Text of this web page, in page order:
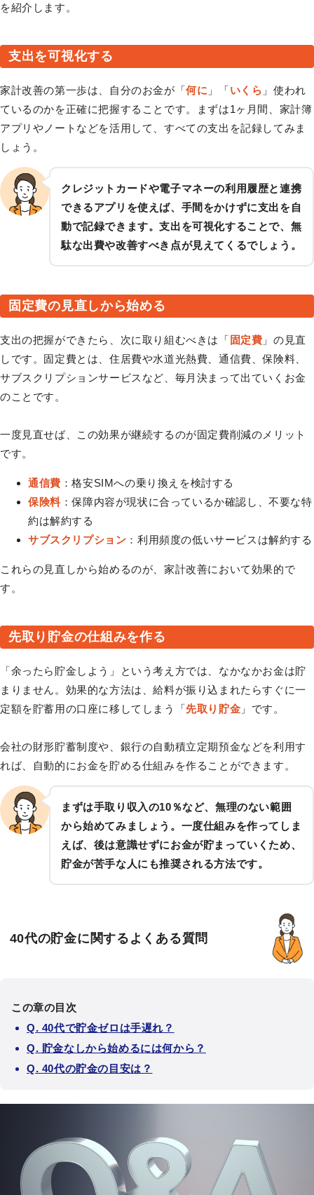
を紹介します。
支出を可視化する
家計改善の第一歩は、自分のお金が「何に 」「いくら 」使われ
ているのかを正確に把握することです。まずは1ヶ月間、家計簿
アプリやノートなどを活用して、すべての支出を記録してみま
しょう。
クレジットカードや電子マネーの利用履歴と連携
できるアプリを使えば、手間をかけずに支出を自
動で記録できます。支出を可視化することで、無
駄な出費や改善すべき点が見えてくるでしょう。
固定費の見直しから始める
支出の把握ができたら、次に取り組むべきは「 固定費 」の見直
しです。固定費とは、住居費や水道光熱費、通信費、保険料、
サブスクリプションサービスなど、毎月決まって出ていくお金
のことです。
一度見直せば、この効果が継続するのが固定費削減のメリット
です。
通信費 ：格安SIMへの乗り換えを検討する
保険料：保障内容が現状に合っているか確認し、不要な特
約は解約する
サブスクリプション ：利用頻度の低いサービスは解約する
これらの見直しから始めるのが、家計改善において効果的で
す。
先取り貯金の仕組みを作る
「余ったら貯金しよう」という考え方では、なかなかお金は貯
まりません。効果的な方法は、給料が振り込まれたらすぐに一
定額を貯蓄用の口座に移してしまう「先取り貯金 」です。
会社の財形貯蓄制度や、銀行の自動積立定期預金などを利用す
れば、自動的にお金を貯める仕組みを作ることができます。
まずは手取り収入の10％など、無理のない範囲
から始めてみましょう。一度仕組みを作ってしま
えば、後は意識せずにお金が貯まっていくため、
貯金が苦手な人にも推奨される方法です。
40代の貯金に関するよくある質問
この章の目次
Q. 40代で貯金ゼロは手遅れ？
Q. 貯金なしから始めるには何から？
Q. 40代の貯金の目安は？